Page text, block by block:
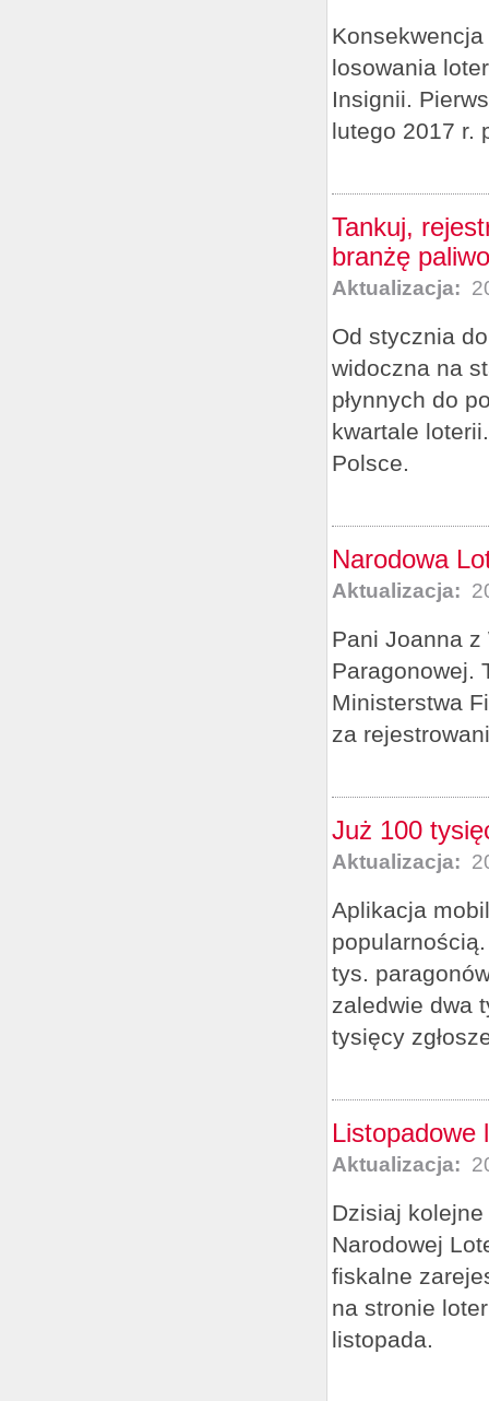
losowania
Insignii.
lutego 2017 r.
Tankuj,
branżę
Aktualizacja:
Od stycznia
widoczna na
płynnych do
kwartale
Polsce.
Narodowa
Aktualizacja:
Pani Joanna z
Paragonowej.
Ministerstwa
za
Już 100
Aktualizacja:
Aplikacja
tys.
zaledwie dwa
tysięcy
Listopadowe
Aktualizacja:
Dzisiaj
Narodowej
fiskalne
na stronie
listopada.